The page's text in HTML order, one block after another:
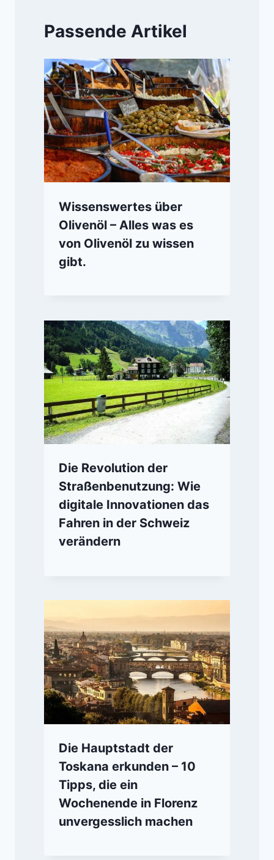
Passende Artikel
Wissenswertes über
Olivenöl – Alles was es
von Olivenöl zu wissen
gibt.
Die Revolution der
Straßenbenutzung: Wie
digitale Innovationen das
Fahren in der Schweiz
verändern
Die Hauptstadt der
Toskana erkunden – 10
Tipps, die ein
Wochenende in Florenz
unvergesslich machen